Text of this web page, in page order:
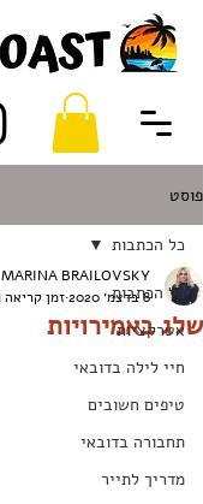
פוסט
כל הכתבות
אטרקציות
חיי לילה בדובאי
טיפים חשובים
תחבורה בדובאי
מדריך לתייר
כל הכתבות
שלג באמירויות
MARINA BRAILOVSKY
8 בדצמ׳ 2020
זמן קריאה 1 דקות